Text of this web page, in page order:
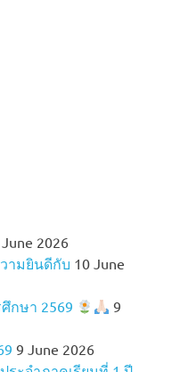
2026
ามยินดีกับ 10 June
กษา 2569
9
9 June 2026